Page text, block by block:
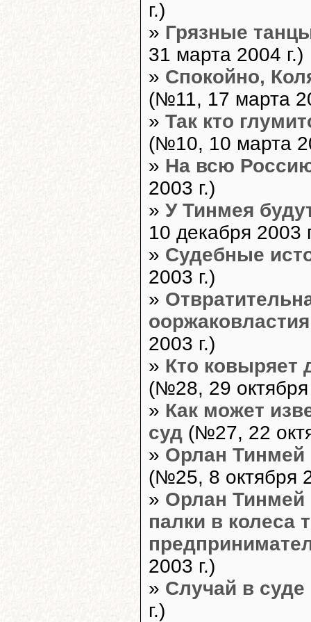
г.)
» Грязные
31 марта 2004 г.)
» Спокойно,
(№11, 17 марта
» Так кто
(№10, 10 марта
» На всю
2003 г.)
» У Тинмея
10 декабря 2003
» Судебные
2003 г.)
»
2003 г.)
» Кто ковыряет
(№28, 29 октября
» Как может
суд (№27, 22
» Орлан Тинмей
(№25, 8 октября
» Орлан Тинмей
палки в колеса
2003 г.)
» Случай в суде
г.)